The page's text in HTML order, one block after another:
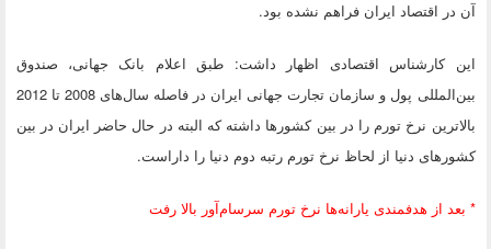
آن در اقتصاد ایران فراهم نشده بود.
این کارشناس اقتصادی اظهار داشت: طبق اعلام بانک جهانی، صندوق
بین‌المللی پول و سازمان تجارت جهانی ایران در فاصله سال‌های 2008 تا 2012
بالاترین نرخ تورم را در بین کشورها داشته که البته در حال حاضر ایران در بین
کشورهای دنیا از لحاظ نرخ تورم رتبه دوم دنیا را داراست.
* بعد از هدفمندی یارانه‌ها نرخ تورم سرسام‌آور بالا رفت